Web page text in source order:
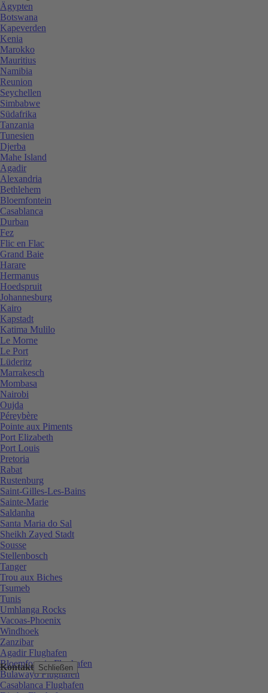
Kontakt Schließen
Ägypten
Botswana
Kapeverden
Kenia
Marokko
Mauritius
Namibia
Reunion
Seychellen
Simbabwe
Südafrika
Tanzania
Tunesien
Djerba
Mahe Island
Agadir
Alexandria
Bethlehem
Bloemfontein
Casablanca
Durban
Fez
Flic en Flac
Grand Baie
Harare
Hermanus
Hoedspruit
Johannesburg
Kairo
Kapstadt
Katima Mulilo
Le Morne
Le Port
Lüderitz
Marrakesch
Mombasa
Nairobi
Oujda
Péreybère
Pointe aux Piments
Port Elizabeth
Port Louis
Pretoria
Rabat
Rustenburg
Saint-Gilles-Les-Bains
Sainte-Marie
Saldanha
Santa Maria do Sal
Sheikh Zayed Stadt
Sousse
Stellenbosch
Tanger
Trou aux Biches
Tsumeb
Tunis
Umhlanga Rocks
Vacoas-Phoenix
Windhoek
Zanzibar
Agadir Flughafen
Bloemfontein Flughafen
Bulawayo Flughafen
Casablanca Flughafen